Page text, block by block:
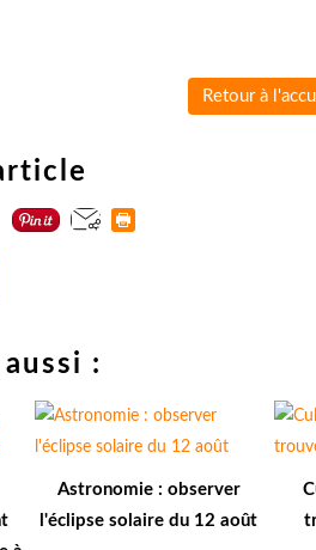
Retour à
:
Astronomie : observer
l'éclipse solaire du 12 août